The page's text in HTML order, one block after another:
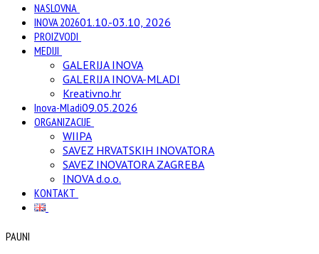
NASLOVNA
INOVA 202601.10.-03.10, 2026
PROIZVODI
MEDIJI
GALERIJA INOVA
GALERIJA INOVA-MLADI
Kreativno.hr
Inova-Mladi09.05.2026
ORGANIZACIJE
WIIPA
SAVEZ HRVATSKIH INOVATORA
SAVEZ INOVATORA ZAGREBA
INOVA d.o.o.
KONTAKT
PAUNI